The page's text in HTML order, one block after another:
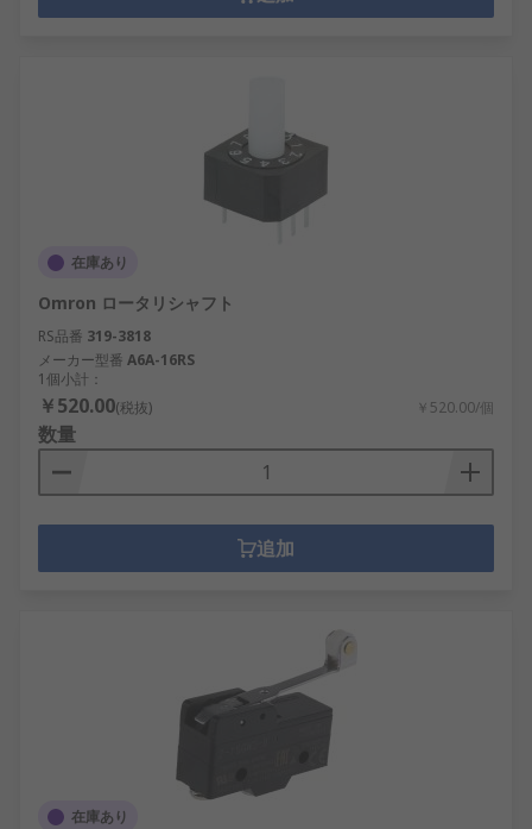
在庫あり
Omron ロータリシャフト
RS品番 319-3818
メーカー型番 A6A-16RS
1個小計：
￥520.00(税抜) ￥520.00/個
数量
追加
在庫あり